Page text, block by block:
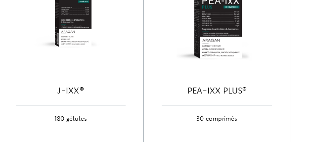
J-IXX®
180 gélules
PEA-IXX PLUS®
30 comprimés